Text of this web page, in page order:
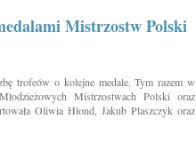
Mistrzostw Polski
trofeów o kolejne medale. Tym razem w
Mistrzostwach Polski oraz
Oliwia Hlond, Jakub Plaszczyk oraz